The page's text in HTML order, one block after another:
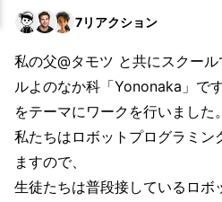
7リアクション
私の父@タモツ と共にスクー
ルよのなか科「Yononaka」で
をテーマにワークを行いました。
私たちはロボットプログラミン
ますので、
生徒たちは普段接しているロボ